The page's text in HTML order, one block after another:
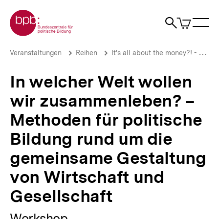
zum
Seiteninhalt
springen
Zur Startseite der bpb
Suche
Artikel
im
wollen
wir
zusammenleben?
Methoden
politische
rund
um
die
Gestaltung
Wirtschaft
Brotkrümelnavigation
Pfadnavigation
Veranstaltungen Reihen It's all about the money?! - Grundlagen und Praxis außerschulischer sozioökonomischer Bildung
In welcher Welt wollen
wir zusammenleben? –
Methoden für politische
Bildung rund um die
gemeinsame Gestaltung
von Wirtschaft und
Gesellschaft